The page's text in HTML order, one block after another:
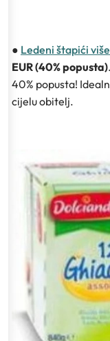
● Ledeni štapići
EUR (40% popusta)
40% popusta!
cijelu obitelj.